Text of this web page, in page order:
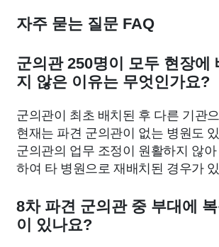
자주 묻는 질문 FAQ
군의관 250명이 모두 현장에
지 않은 이유는 무엇인가요?
군의관이 최초 배치된 후 다른 기관
현재는 파견 군의관이 없는 병원도
군의관의 업무 조정이 원활하지 않
하여 타 병원으로 재배치된 경우가
8차 파견 군의관 중 부대에
이 있나요?